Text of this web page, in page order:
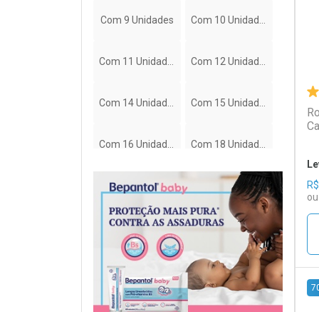
R$
Com 9 Unidades
Com 19 Unidades Com 20 Unidades
Com 21 Unidades Com 22 Unidades
Com 26 Unidades
Com 27 Unidades Com 28 Unidades